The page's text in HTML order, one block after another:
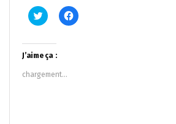
Cliquez
pour
Twitter(ouvre
dans
une
nouvelle
fenêtre)
Cliquez
pour
J’aime ça :
chargement…